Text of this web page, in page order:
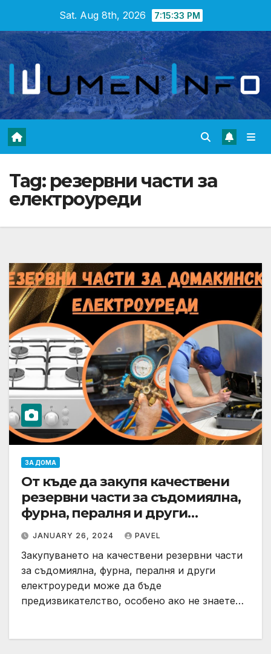
content
Sat. Aug 8th, 2026 7:15:34 PM
Tag: резервни части за
електроуреди
ЗА ДОМА
От къде да закупя качествени
резервни части за съдомиялна,
фурна, пералня и други
електроуреди
JANUARY 26, 2024 PAVEL
Закупуването на качествени резервни части
за съдомиялна, фурна, пералня и други
електроуреди може да бъде
предизвикателство, особено ако не знаете…